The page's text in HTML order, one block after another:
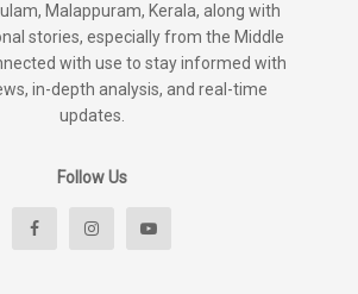
Malappuram, Kerala, along with
stories, especially from the Middle
with use to stay informed with
in-depth analysis, and real-time
updates.
Follow Us